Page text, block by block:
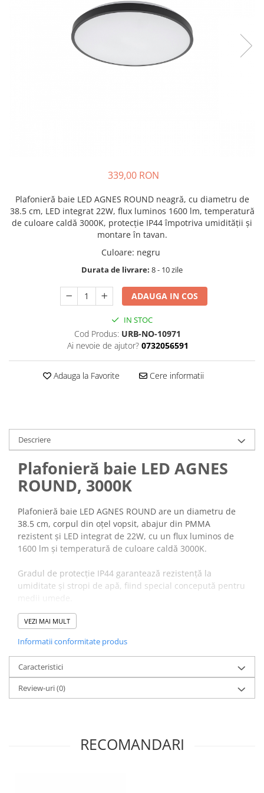
339,00 RON
Plafonieră baie LED AGNES ROUND neagră, cu diametru de
38.5 cm, LED integrat 22W, flux luminos 1600 lm, temperatură
de culoare caldă 3000K, protecție IP44 împotriva umidității și
montare în tavan.
Culoare: negru
Durata de livrare: 8 - 10 zile
ADAUGA IN COS
IN STOC
Cod Produs: URB-NO-10971
Ai nevoie de ajutor? 0732056591
Adauga la Favorite Cere informatii
Descriere
Plafonieră baie LED AGNES
ROUND, 3000K
Plafonieră baie LED AGNES ROUND are un diametru de
38.5 cm, corpul din oțel vopsit, abajur din PMMA
rezistent și LED integrat de 22W, cu un flux luminos de
1600 lm și temperatură de culoare caldă 3000K.
Gradul de protecție IP44 garantează rezistență la
umiditate și stropi de apă, fiind special concepută pentru
Avantaje Plafonieră baie LED
AGNES ROUND:
apă, ideală pentru băi.
LED integrat 22W: flux luminos de 1600 lm, iluminat
uniform.
Temperatură caldă 3000K: lumină caldă ce creează o
abajur PMMA.
VEZI MAI MULT
Informatii conformitate produs
Caracteristici
Review-uri(0)
RECOMANDARI